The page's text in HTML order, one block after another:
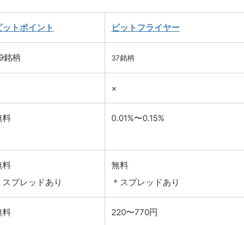
ットポイント ビットフライヤー
銘柄 37銘柄
×
料 0.01%〜0.15%
料
スプレッドあり
無料
＊スプレッドあり
料 220〜770円